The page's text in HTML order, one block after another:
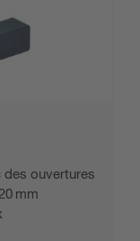
ouvertures
mm